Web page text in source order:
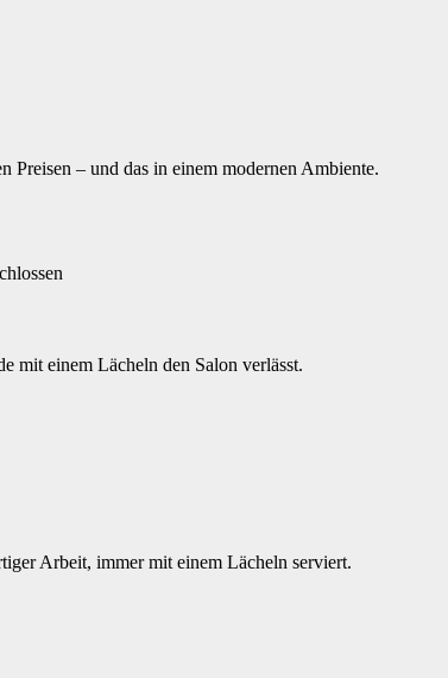
– und das in einem modernen Ambiente.
mit einem Lächeln den Salon verlässt.
Arbeit, immer mit einem Lächeln serviert.